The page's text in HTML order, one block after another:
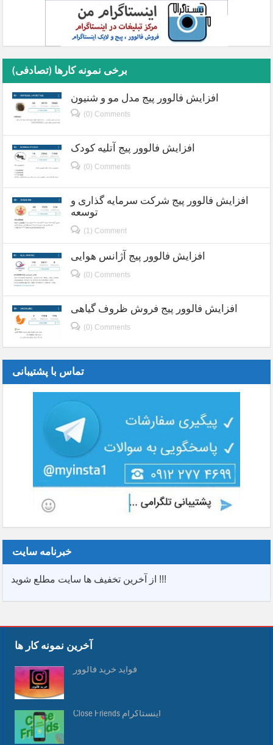
برخی نمونه کارها (تصادفی)
افزایش فالوور پیج مدل مو و شنیون
(0) Comments
افزایش فالوور پیج آتلیه کودک
(0) Comments
افزایش فالوور پیج شرکت سرمایه گذاری و
توسعه
(1) Comment
افزایش فالوور پیج آژانس هوایی
(0) Comments
افزایش فالوور پیج فروش ظروف گیاهی
(0) Comments
تماس با پشتیبانی
خبرنامه سایت
از آخرین تخفیف ها سایت مطلع شوید !!!
آخرین نمونه کار ها
فواید خرید فالوور
Close Friends اینستاگرام